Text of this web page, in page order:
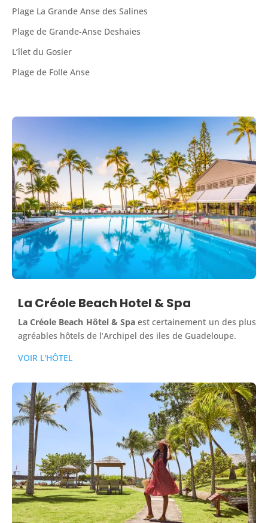
Plage La Grande Anse des Salines
Plage de Grande-Anse Deshaies
L’îlet du Gosier
Plage de Folle Anse
La Créole Beach Hotel & Spa
La Créole Beach Hôtel & Spa est certainement un des plus
agréables hôtels de l’Archipel des iles de Guadeloupe.
VOIR L'HÔTEL